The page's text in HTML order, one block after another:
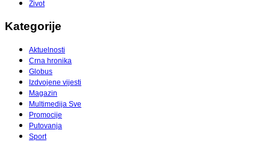
Život
Kategorije
Aktuelnosti
Crna hronika
Globus
Izdvojene vijesti
Magazin
Multimedija Sve
Promocije
Putovanja
Sport